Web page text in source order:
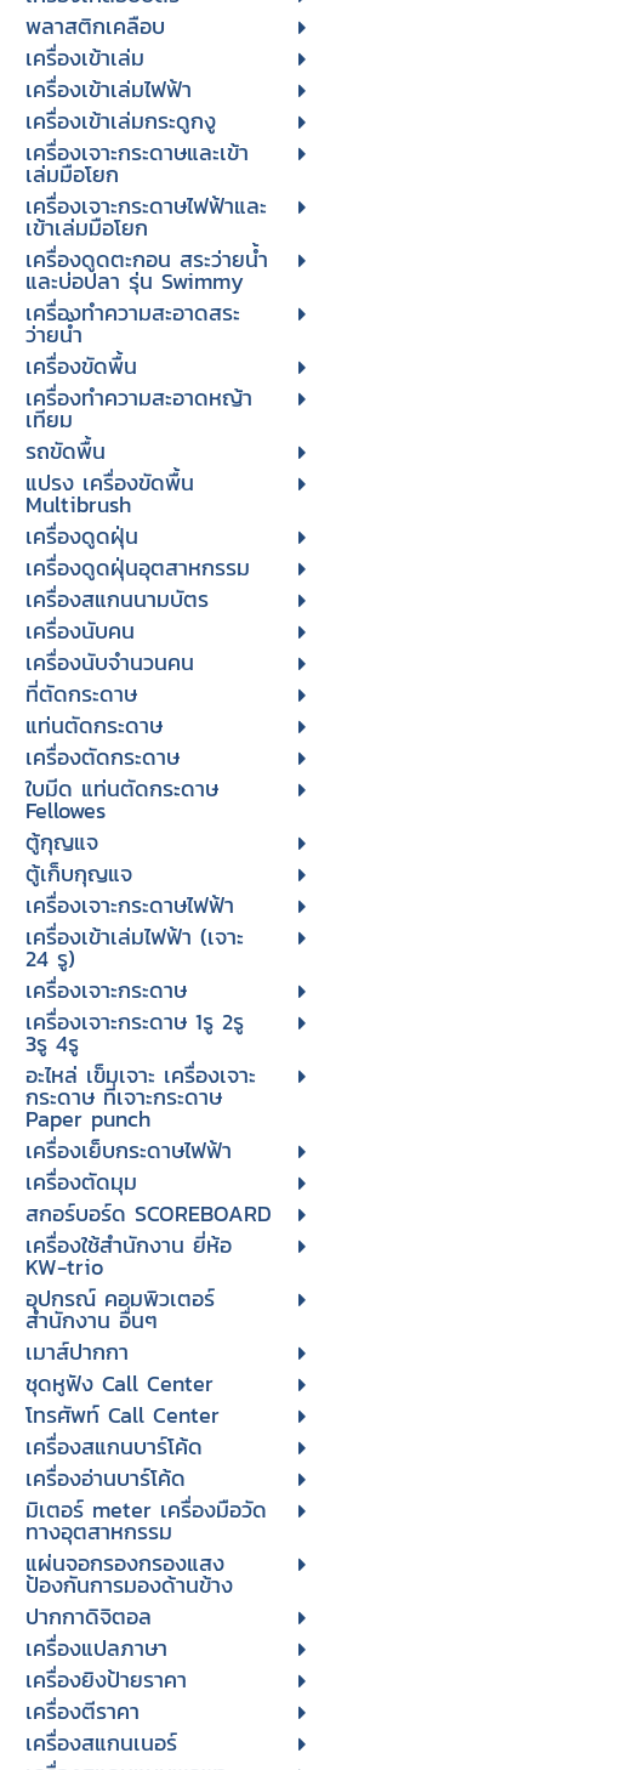
พลาสติกเคลือบ
เครื่องเข้าเล่ม
เครื่องเข้าเล่มไฟฟ้า
เครื่องเข้าเล่มกระดูกงู
เครื่องเจาะกระดาษและเข้า
เล่มมือโยก
เครื่องเจาะกระดาษไฟฟ้าและ
เข้าเล่มมือโยก
เครื่องดูดตะกอน สระว่ายน้ำ
และบ่อปลา รุ่น Swimmy
เครื่องทำความสะอาดสระ
ว่ายน้ำ
เครื่องขัดพื้น
เครื่องทำความสะอาดหญ้า
เทียม
รถขัดพื้น
แปรง เครื่องขัดพื้น
Multibrush
เครื่องดูดฝุ่น
เครื่องดูดฝุ่นอุตสาหกรรม
เครื่องสแกนนามบัตร
เครื่องนับคน
เครื่องนับจํานวนคน
ที่ตัดกระดาษ
แท่นตัดกระดาษ
เครื่องตัดกระดาษ
ใบมีด แท่นตัดกระดาษ
Fellowes
ตู้กุญแจ
ตู้เก็บกุญแจ
เครื่องเจาะกระดาษไฟฟ้า
เครื่องเข้าเล่มไฟฟ้า (เจาะ
24 รู)
เครื่องเจาะกระดาษ
เครื่องเจาะกระดาษ 1รู 2รู
3รู 4รู
อะไหล่ เข็มเจาะ เครื่องเจาะ
กระดาษ ที่เจาะกระดาษ
Paper punch
เครื่องเย็บกระดาษไฟฟ้า
เครื่องตัดมุม
สกอร์บอร์ด SCOREBOARD
เครื่องใช้สำนักงาน ยี่ห้อ
KW-trio
อุปกรณ์ คอมพิวเตอร์
สำนักงาน อื่นๆ
เมาส์ปากกา
ชุดหูฟัง Call Center
โทรศัพท์ Call Center
เครื่องสแกนบาร์โค้ด
เครื่องอ่านบาร์โค้ด
มิเตอร์ meter เครื่องมือวัด
ทางอุตสาหกรรม
แผ่นจอกรองกรองแสง
ป้องกันการมองด้านข้าง
ปากกาดิจิตอล
เครื่องแปลภาษา
เครื่องยิงป้ายราคา
เครื่องตีราคา
เครื่องสแกนเนอร์